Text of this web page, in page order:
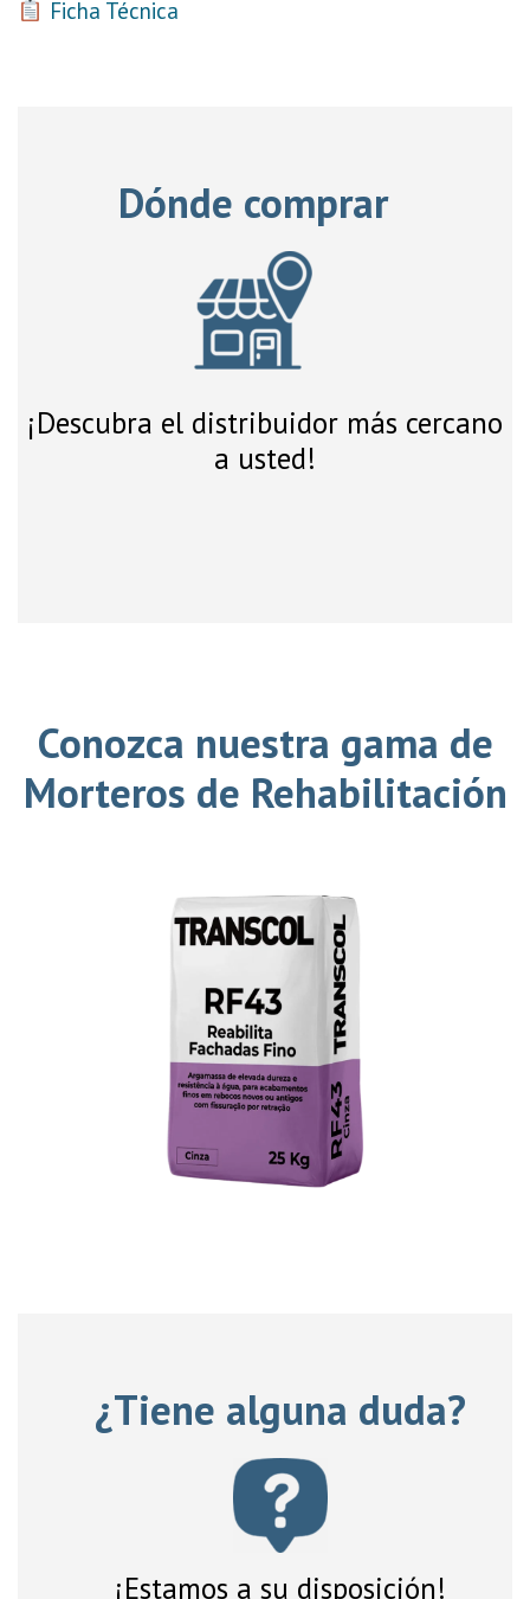
Ficha Técnica
Dónde comprar
¡Descubra el distribuidor más cercano
a usted!
Conozca nuestra gama de
Morteros de Rehabilitación
¿Tiene alguna duda?
¡Estamos a su disposición!